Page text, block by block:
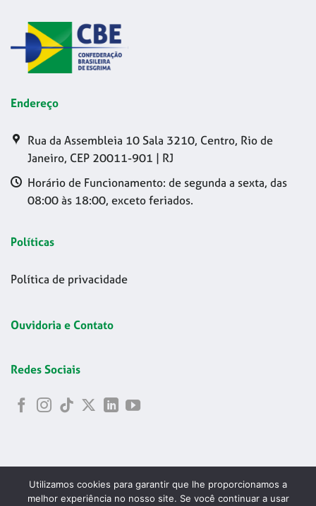
Endereço
Rua da Assembleia 10 Sala 3210, Centro, Rio de
Janeiro, CEP 20011-901 | RJ
Horário de Funcionamento: de segunda a sexta, das
08:00 às 18:00, exceto feriados.
Políticas
Política de privacidade
Ouvidoria e Contato
Redes Sociais
Utilizamos cookies para garantir que lhe proporcionamos a
melhor experiência no nosso site. Se você continuar a usar